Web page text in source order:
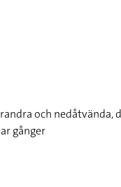
och nedåtvända,
gånger